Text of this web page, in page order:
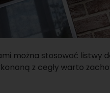
można stosować listwy
z cegły warto